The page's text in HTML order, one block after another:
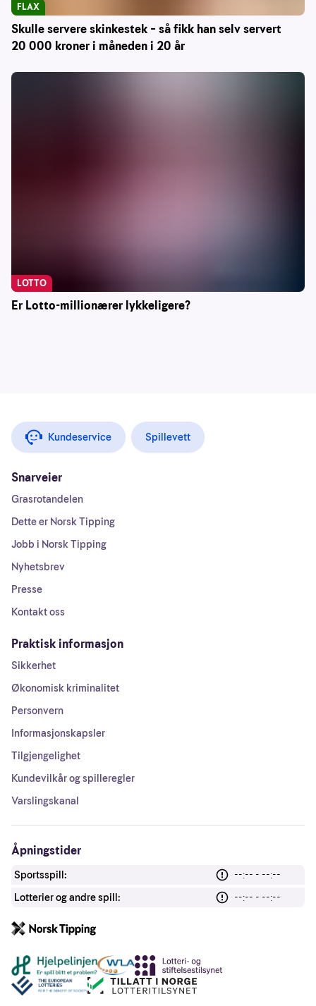
Skulle servere skinkestek – så fikk han selv servert
20 000 kroner i måneden i 20 år
FLAX
Er Lotto-millionærer lykkeligere?
LOTTO
Kundeservice Spillevett
Snarveier
Grasrotandelen
Dette er Norsk Tipping
Jobb i Norsk Tipping
Nyhetsbrev
Presse
Kontakt oss
Praktisk informasjon
Sikkerhet
Økonomisk kriminalitet
Personvern
Informasjonskapsler
Tilgjengelighet
Kundevilkår og spilleregler
Varslingskanal
Åpningstider
Sportsspill:
--:-- - --:--
Lotterier og andre spill:
--:-- - --:--
Andre lenker